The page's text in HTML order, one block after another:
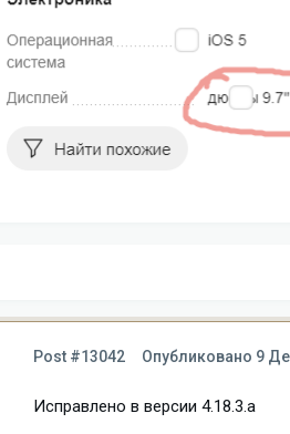
Post #13042 Опубликовано 9
Исправлено в версии 4.18.3.a